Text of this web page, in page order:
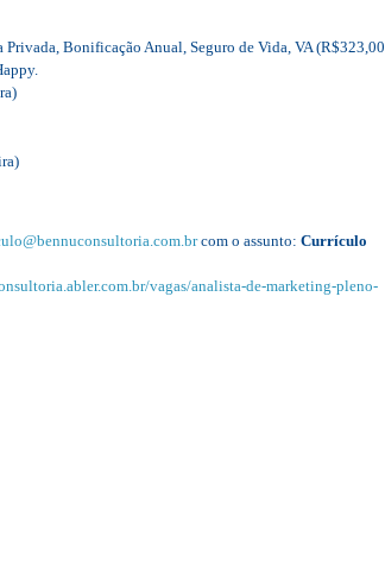
Bonificação Anual, Seguro de Vida, VA (R$323,00
com o assunto: Currículo
vagas/analista-de-marketing-pleno-